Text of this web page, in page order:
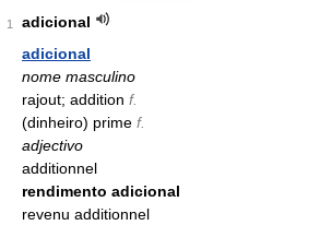
1
adicional
adicional
nome masculino
rajout; addition f.
(dinheiro) prime f.
adjectivo
additionnel
rendimento adicional
revenu additionnel